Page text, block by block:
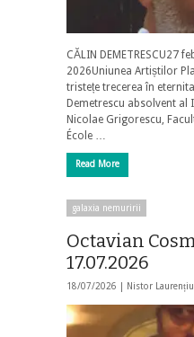
CĂLIN DEMETRESCU27
2026Uniunea Artiștilor
tristețe trecerea în
Demetrescu absolvent al
Nicolae Grigorescu,
École …
Read More
galaxia nemuririi
Octavian
17.07.2026
18/07/2026 | Nistor Laurențiu